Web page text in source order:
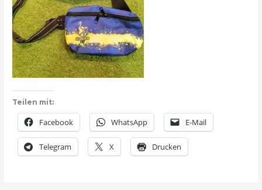
Teilen mit:
Facebook WhatsApp E-Mail
Telegram X Drucken